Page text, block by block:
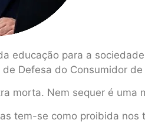
educação para a
Defesa do Consumidor de
morta. Nem sequer é uma
tem-se como proibida nos